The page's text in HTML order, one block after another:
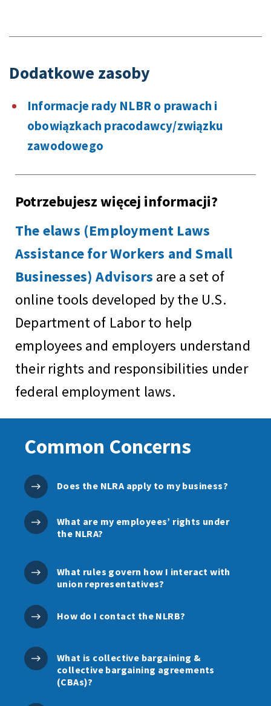
Dodatkowe zasoby
Informacje rady NLBR o prawach i
obowiązkach pracodawcy/związku
zawodowego
Potrzebujesz więcej informacji?
The elaws (Employment Laws
Assistance for Workers and Small
Businesses) Advisors are a set of
online tools developed by the U.S.
Department of Labor to help
employees and employers understand
their rights and responsibilities under
federal employment laws.
Common Concerns
Does the NLRA apply to my business?
What are my employees’ rights under
the NLRA?
What rules govern how I interact with
union representatives?
How do I contact the NLRB?
What is collective bargaining &
collective bargaining agreements
(CBAs)?